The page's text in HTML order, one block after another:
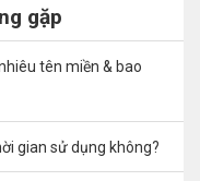
gặp
tên miền & bao
gian sử dụng không?